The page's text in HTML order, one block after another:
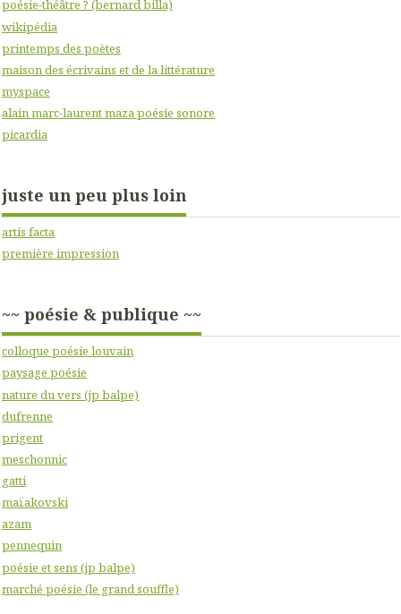
poésie-théâtre ? (bernard billa)
wikipédia
printemps des poètes
maison des écrivains et de la littérature
myspace
alain marc-laurent maza poésie sonore
picardia
juste un peu plus loin
artis facta
première impression
~~ poésie & publique ~~
colloque poésie louvain
paysage poésie
nature du vers (jp balpe)
dufrenne
prigent
meschonnic
gatti
maïakovski
azam
pennequin
poésie et sens (jp balpe)
marché poésie (le grand souffle)